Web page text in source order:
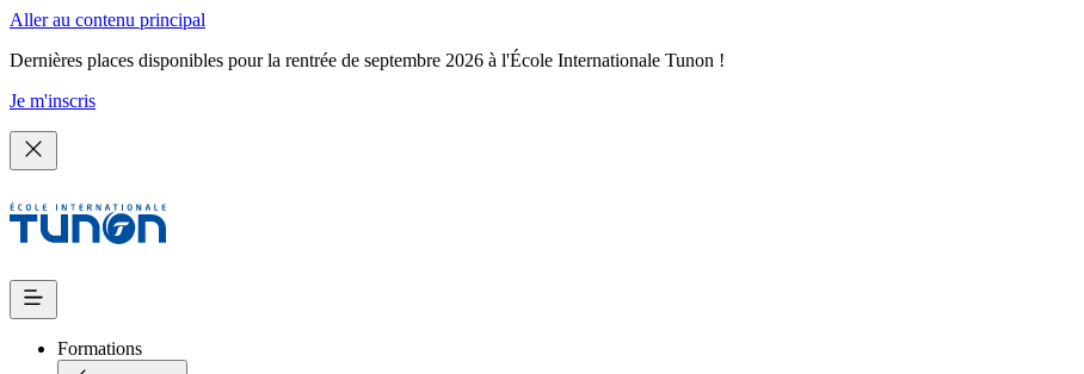
Aller au contenu principal
Dernières places disponibles pour la rentrée de septembre 2026 à l'École Internationale Tunon !
Je m'inscris
Formations